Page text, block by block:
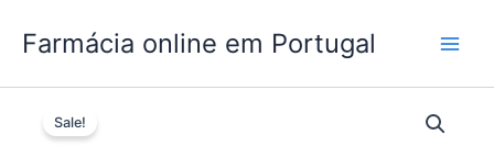
Farmácia online em Portugal
Sale!